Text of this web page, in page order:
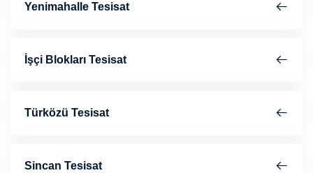
Yenimahalle Tesisat
İşçi Blokları Tesisat
Türközü Tesisat
Sincan Tesisat